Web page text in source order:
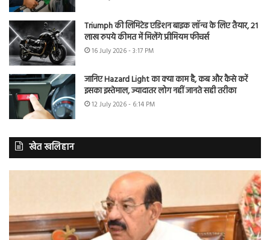
Triumph की लिमिटेड एडिशन बाइक लॉन्च के लिए तैयार, 21
लाख रुपये कीमत में मिलेंगे प्रीमियम फीचर्स
16 July 2026 - 3:17 PM
जानिए Hazard Light का क्या काम है, कब और कैसे करें
इसका इस्तेमाल, ज्यादातर लोग नहीं जानते सही तरीका
12 July 2026 - 6:14 PM
खेत खलिहान